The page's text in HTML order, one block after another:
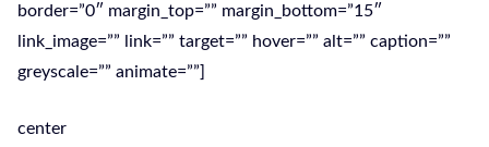
border=”0″ margin_top=”” margin_bottom=”15″
link_image=”” link=”” target=”” hover=”” alt=”” caption=””
greyscale=”” animate=””]
center